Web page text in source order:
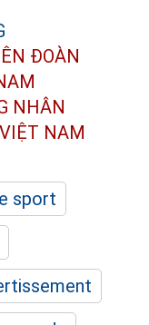
ĐOÀN
NHÂN
VIỆT NAM
sport